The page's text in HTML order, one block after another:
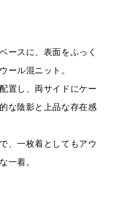
ースに、表面をふっく
ール混ニット。
置し、両サイドにケー
な陰影と上品な存在感
、一枚着としてもアウ
一着。